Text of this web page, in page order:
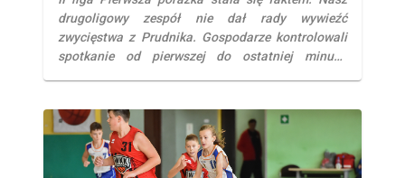
drugoligowy zespół nie dał rady wywieźć
zwycięstwa z Prudnika. Gospodarze kontrolowali
spotkanie od pierwszej do ostatniej minuty.
bilansem 6-1 zajmujemy piąte miejsce w tabeli. III
liga Podopieczni trenera Tomasza Jankowskiego
bardzo pewnie pokonali na […]